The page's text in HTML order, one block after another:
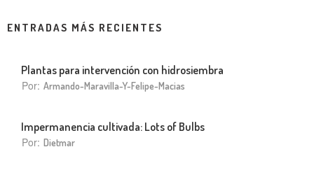
ENTRADAS MÁS RECIENTES
Plantas para intervención con hidrosiembra
Por: Armando-Maravilla-Y-Felipe-Macias
Impermanencia cultivada: Lots of Bulbs
Por: Dietmar